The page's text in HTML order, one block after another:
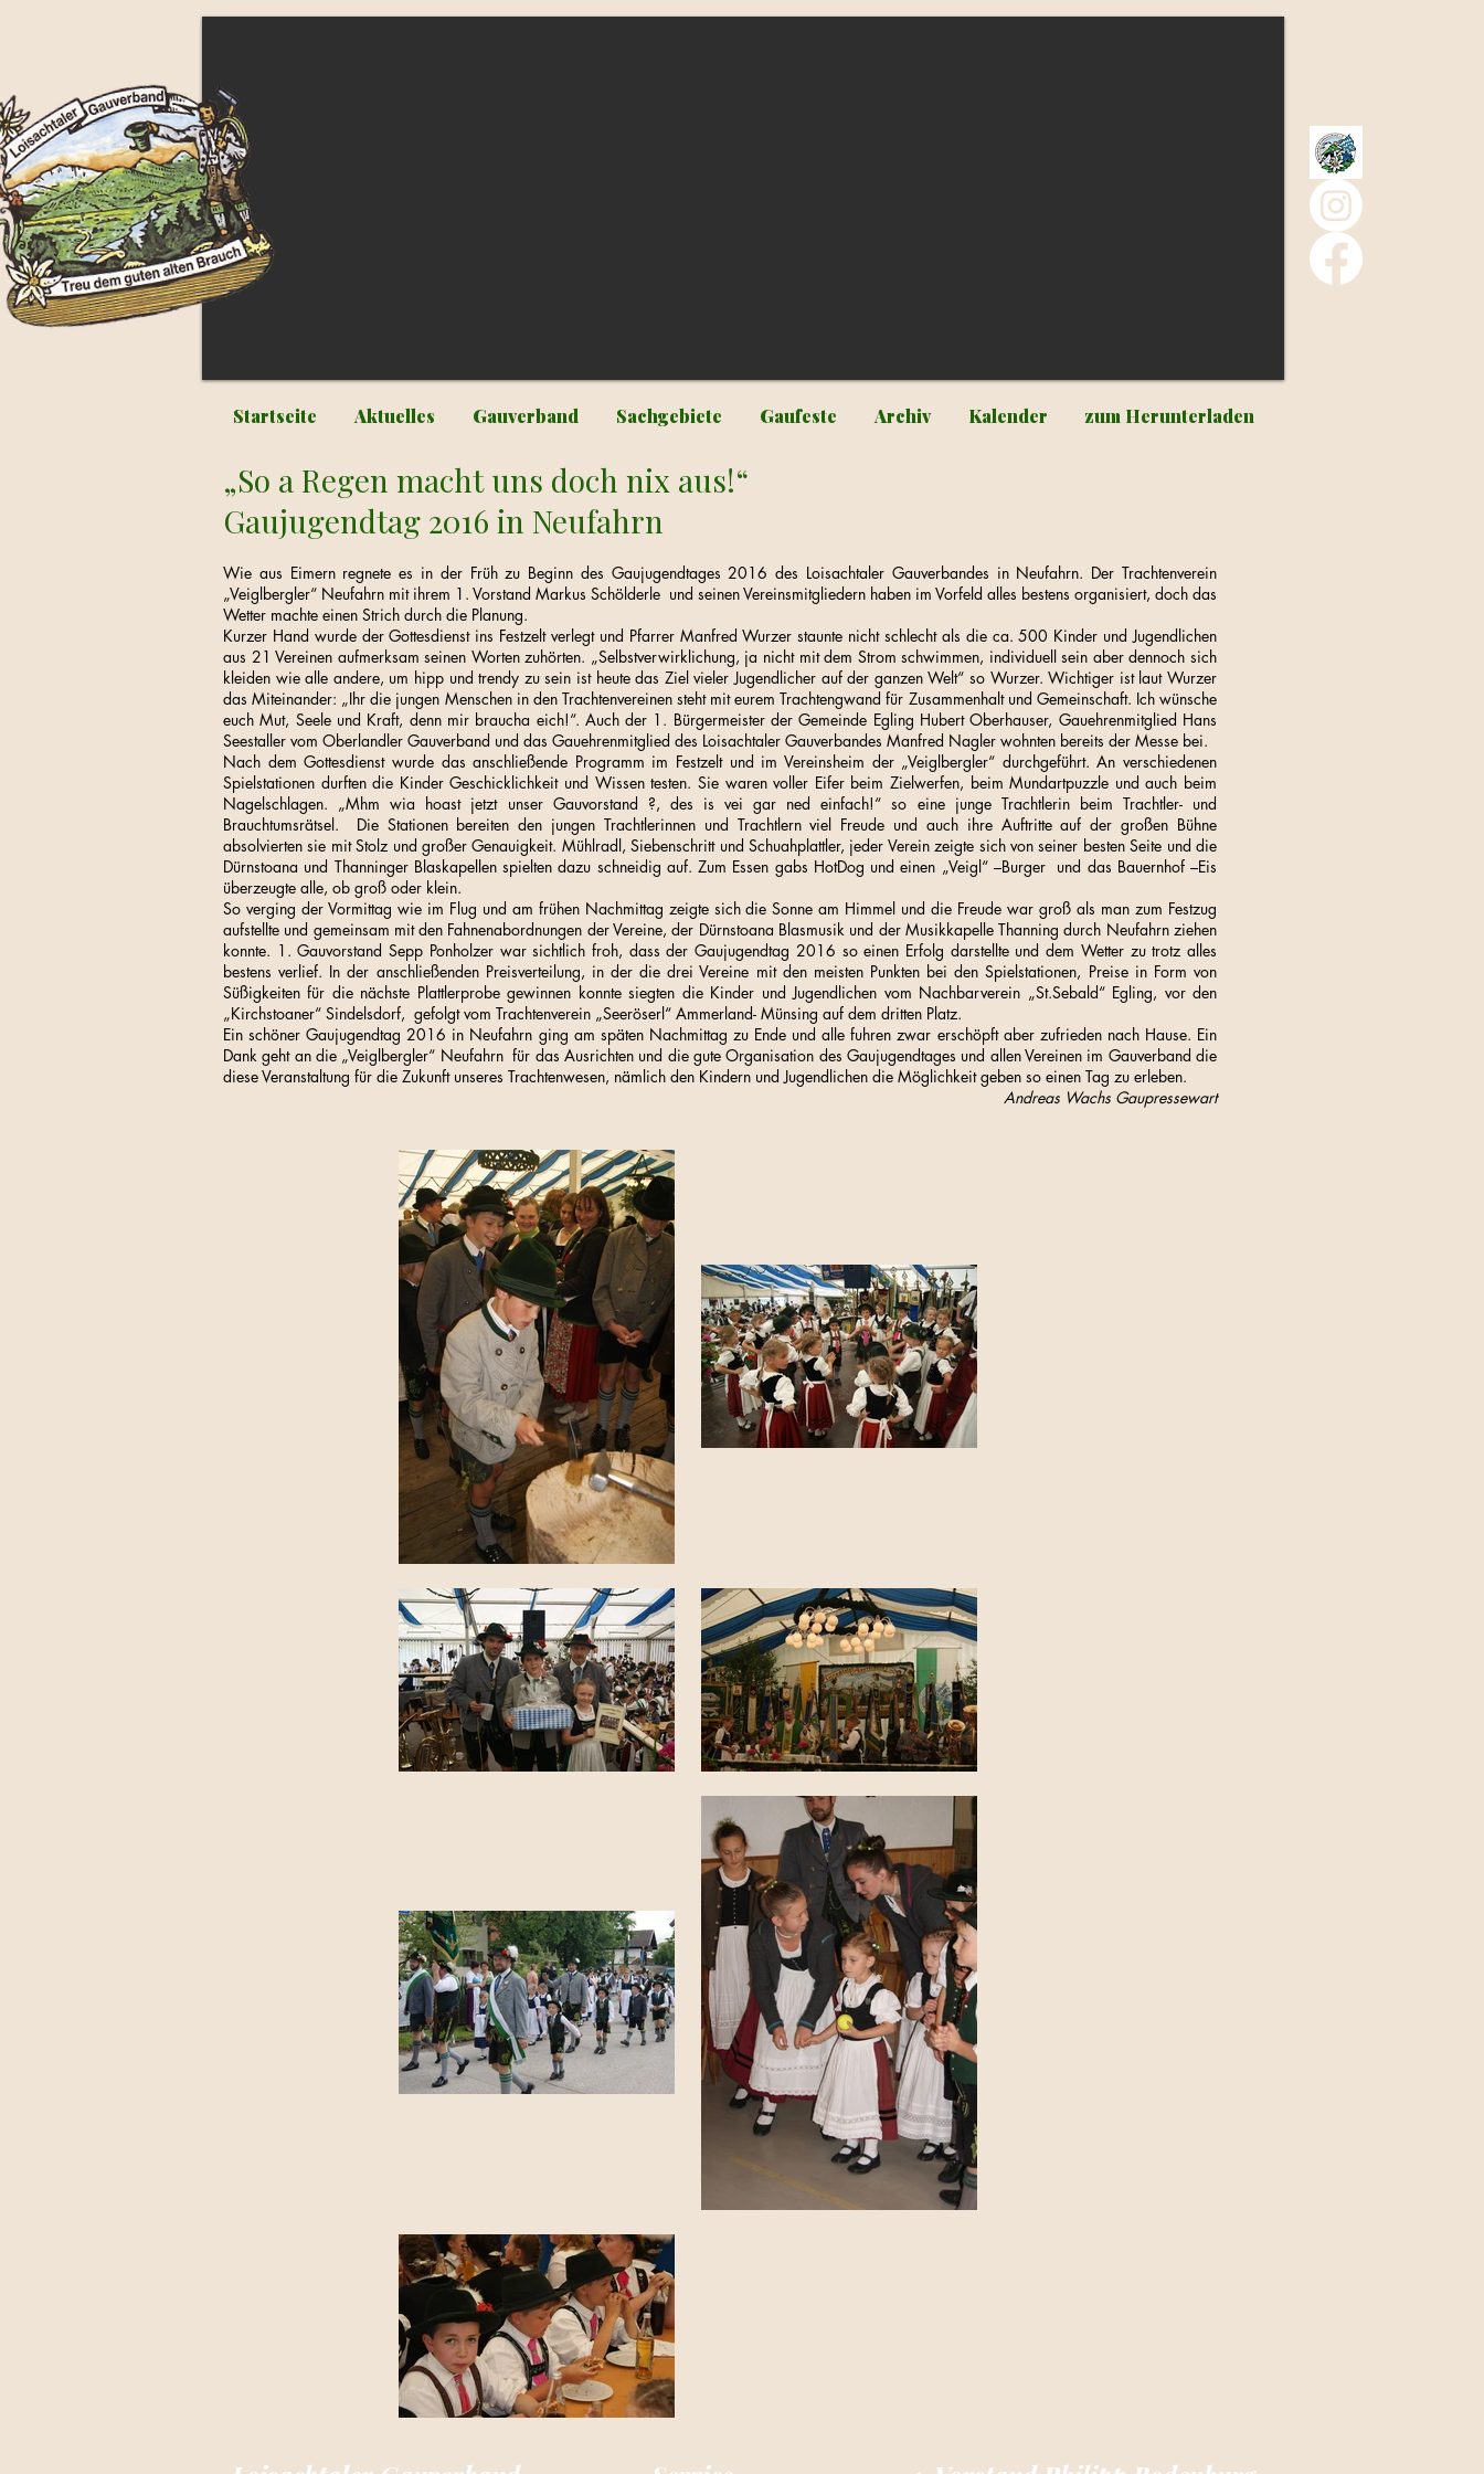
Startseite Aktuelles Gauverband Sachgebiete Gaufeste Archiv Kalender zum Herunterladen
„So a Regen macht uns doch nix aus!“
Gaujugendtag 2016 in Neufahrn
Wie aus Eimern regnete es in der Früh zu Beginn des Gaujugendtages 2016 des Loisachtaler Gauverbandes in Neufahrn. Der Trachtenverein
„Veiglbergler“ Neufahrn mit ihrem 1. Vorstand Markus Schölderle und seinen Vereinsmitgliedern haben im Vorfeld alles bestens organisiert, doch das
Wetter machte einen Strich durch die Planung.
Kurzer Hand wurde der Gottesdienst ins Festzelt verlegt und Pfarrer Manfred Wurzer staunte nicht schlecht als die ca. 500 Kinder und Jugendlichen
aus 21 Vereinen aufmerksam seinen Worten zuhörten. „Selbstverwirklichung, ja nicht mit dem Strom schwimmen, individuell sein aber dennoch sich
kleiden wie alle andere, um hipp und trendy zu sein ist heute das Ziel vieler Jugendlicher auf der ganzen Welt“ so Wurzer. Wichtiger ist laut Wurzer
das Miteinander: „Ihr die jungen Menschen in den Trachtenvereinen steht mit eurem Trachtengwand für Zusammenhalt und Gemeinschaft. Ich wünsche
euch Mut, Seele und Kraft, denn mir braucha eich!“. Auch der 1. Bürgermeister der Gemeinde Egling Hubert Oberhauser, Gauehrenmitglied Hans
Seestaller vom Oberlandler Gauverband und das Gauehrenmitglied des Loisachtaler Gauverbandes Manfred Nagler wohnten bereits der Messe bei.
Nach dem Gottesdienst wurde das anschließende Programm im Festzelt und im Vereinsheim der „Veiglbergler“ durchgeführt. An verschiedenen
Spielstationen durften die Kinder Geschicklichkeit und Wissen testen. Sie waren voller Eifer beim Zielwerfen, beim Mundartpuzzle und auch beim
Nagelschlagen. „Mhm wia hoast jetzt unser Gauvorstand ?, des is vei gar ned einfach!“ so eine junge Trachtlerin beim Trachtler- und
Brauchtumsrätsel. Die Stationen bereiten den jungen Trachtlerinnen und Trachtlern viel Freude und auch ihre Auftritte auf der großen Bühne
absolvierten sie mit Stolz und großer Genauigkeit. Mühlradl, Siebenschritt und Schuahplattler, jeder Verein zeigte sich von seiner besten Seite und die
Dürnstoana und Thanninger Blaskapellen spielten dazu schneidig auf. Zum Essen gabs HotDog und einen „Veigl“ –Burger und das Bauernhof –Eis
überzeugte alle, ob groß oder klein.
So verging der Vormittag wie im Flug und am frühen Nachmittag zeigte sich die Sonne am Himmel und die Freude war groß als man zum Festzug
aufstellte und gemeinsam mit den Fahnenabordnungen der Vereine, der Dürnstoana Blasmusik und der Musikkapelle Thanning durch Neufahrn ziehen
konnte. 1. Gauvorstand Sepp Ponholzer war sichtlich froh, dass der Gaujugendtag 2016 so einen Erfolg darstellte und dem Wetter zu trotz alles
bestens verlief. In der anschließenden Preisverteilung, in der die drei Vereine mit den meisten Punkten bei den Spielstationen, Preise in Form von
Süßigkeiten für die nächste Plattlerprobe gewinnen konnte siegten die Kinder und Jugendlichen vom Nachbarverein „St.Sebald“ Egling, vor den
„Kirchstoaner“ Sindelsdorf, gefolgt vom Trachtenverein „Seeröserl“ Ammerland- Münsing auf dem dritten Platz.
Ein schöner Gaujugendtag 2016 in Neufahrn ging am späten Nachmittag zu Ende und alle fuhren zwar erschöpft aber zufrieden nach Hause. Ein
Dank geht an die „Veiglbergler“ Neufahrn für das Ausrichten und die gute Organisation des Gaujugendtages und allen Vereinen im Gauverband die
diese Veranstaltung für die Zukunft unseres Trachtenwesen, nämlich den Kindern und Jugendlichen die Möglichkeit geben so einen Tag zu erleben.
Andreas Wachs Gaupressewart